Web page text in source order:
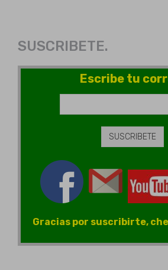
SUSCRIBETE.
Escribe tu
Gracias por suscribirte,